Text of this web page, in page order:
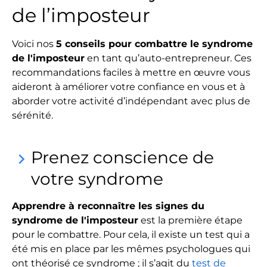
de l’imposteur
Voici nos 5 conseils pour combattre le syndrome
de l'imposteur en tant qu’auto-entrepreneur. Ces
recommandations faciles à mettre en œuvre vous
aideront à améliorer votre confiance en vous et à
aborder votre activité d’indépendant avec plus de
sérénité.
keyboard_arrow_right Prenez conscience de
votre syndrome
Apprendre à reconnaître les signes du
syndrome de l'imposteur est la première étape
pour le combattre. Pour cela, il existe un test qui a
été mis en place par les mêmes psychologues qui
ont théorisé ce syndrome ; il s’agit du test de